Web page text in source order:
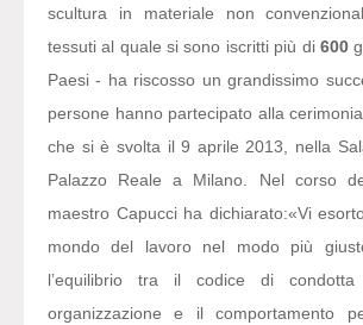
scultura in materiale non
tessuti al quale si sono iscritti più di 600
Paesi - ha riscosso un grandissimo
persone hanno partecipato alla
che si è svolta il 9 aprile 2013, nella
Palazzo Reale a Milano. Nel corso
maestro Capucci ha dichiarato:«Vi
mondo del lavoro nel modo più
l’equilibrio tra il codice di condotta
organizzazione e il comportamento